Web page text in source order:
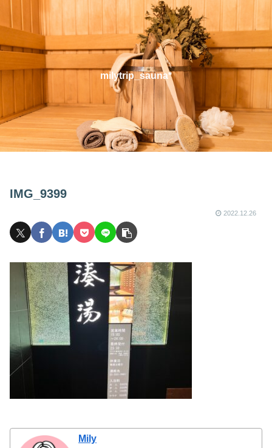
milytrip_sauna*
IMG_9399
2022.12.26
Mily